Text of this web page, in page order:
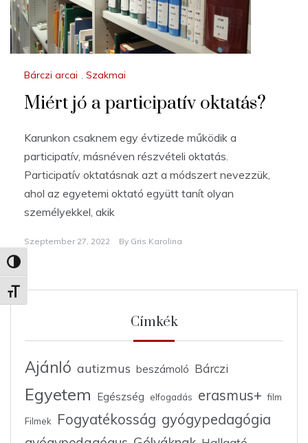
Nagy kontraszt váltása
Betűméret váltása
Bárczi arcai , Szakmai
Miért jó a participatív oktatás?
Karunkon csaknem egy évtizede működik a
participatív, másnéven részvételi oktatás.
Participatív oktatásnak azt a módszert nevezzük,
ahol az egyetemi oktató együtt tanít olyan
személyekkel, akik
Szeptember 27, 2022 By Gris Karolina
Címkék
Ajánló autizmus beszámoló Bárczi
Egyetem Egészség elfogadás erasmus+ film
Filmek Fogyatékosság gyógypedagógia